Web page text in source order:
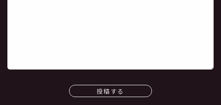
投稿する